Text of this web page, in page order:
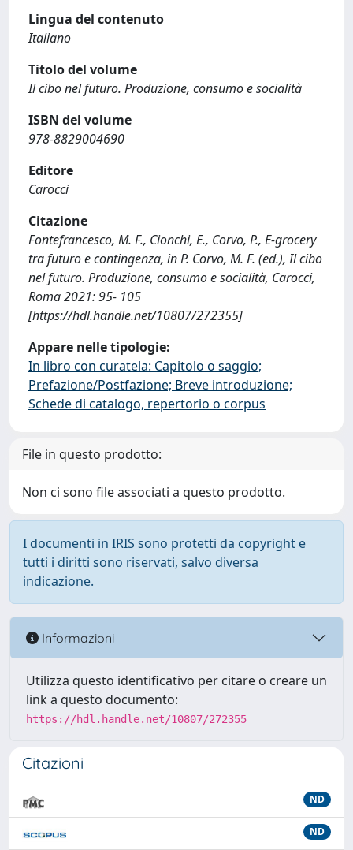
Lingua del contenuto
Italiano
Titolo del volume
Il cibo nel futuro. Produzione, consumo e socialità
ISBN del volume
978-8829004690
Editore
Carocci
Citazione
Fontefrancesco, M. F., Cionchi, E., Corvo, P., E-grocery
tra futuro e contingenza, in P. Corvo, M. F. (ed.), Il cibo
nel futuro. Produzione, consumo e socialità, Carocci,
Roma 2021: 95- 105
[https://hdl.handle.net/10807/272355]
Appare nelle tipologie:
In libro con curatela: Capitolo o saggio;
Prefazione/Postfazione; Breve introduzione;
Schede di catalogo, repertorio o corpus
File in questo prodotto:
Non ci sono file associati a questo prodotto.
I documenti in IRIS sono protetti da copyright e
tutti i diritti sono riservati, salvo diversa
indicazione.
Informazioni
Utilizza questo identificativo per citare o creare un
link a questo documento:
https://hdl.handle.net/10807/272355
Citazioni
ND
ND